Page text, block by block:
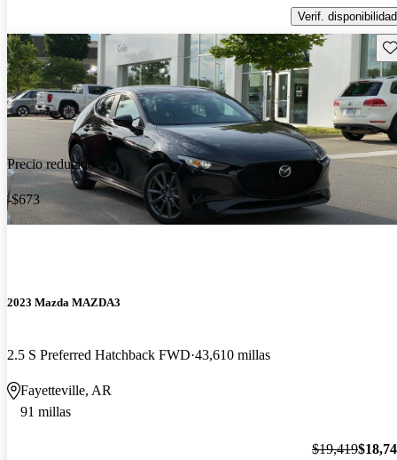
Verif. disponibilidad
Precio reducido
-$673
2023 Mazda MAZDA3
2.5 S Preferred Hatchback FWD 43,610 millas
Fayetteville, AR
91 millas
$19,419